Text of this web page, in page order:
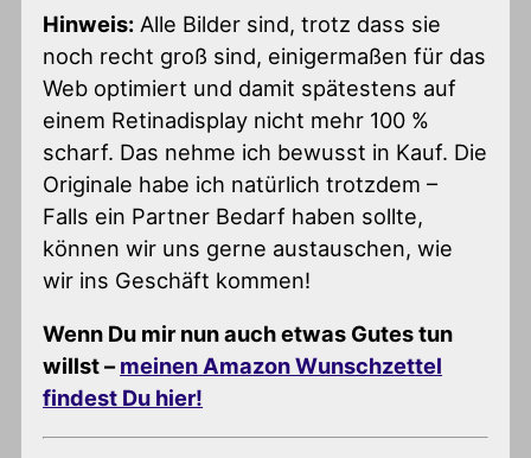
Hinweis: Alle Bilder sind, trotz dass sie
noch recht groß sind, einigermaßen für das
Web optimiert und damit spätestens auf
einem Retinadisplay nicht mehr 100 %
scharf. Das nehme ich bewusst in Kauf. Die
Originale habe ich natürlich trotzdem –
Falls ein Partner Bedarf haben sollte,
können wir uns gerne austauschen, wie
wir ins Geschäft kommen!
Wenn Du mir nun auch etwas Gutes tun
willst –meinen Amazon Wunschzettel
findest Du hier!